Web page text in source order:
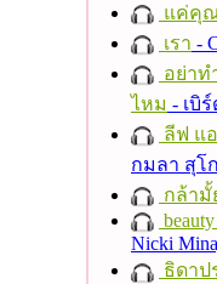
แค่คุ
เรา -
อย่าท
ไหม - เบิ
ลีฟ แอ
กมลา สุโ
กล้ามั้
Nicki
ธิดาป